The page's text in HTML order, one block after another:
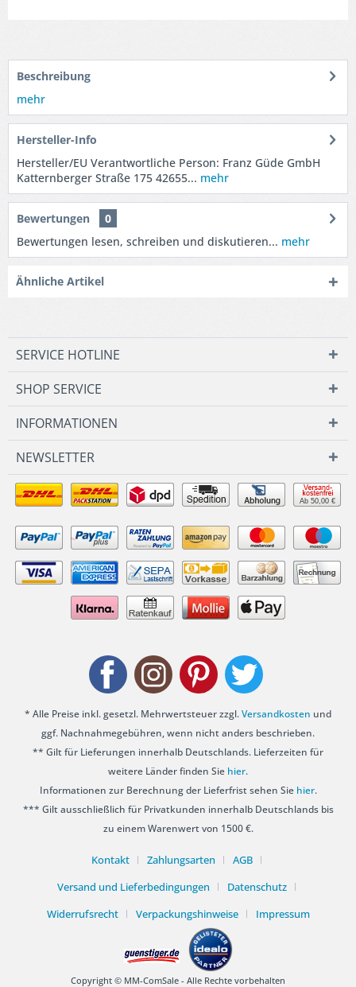
Beschreibung
mehr
Hersteller-Info
Hersteller/EU Verantwortliche Person: Franz Güde GmbH
Katternberger Straße 175 42655... mehr
Bewertungen
0
Bewertungen lesen, schreiben und diskutieren... mehr
Ähnliche Artikel
SERVICE HOTLINE
SHOP SERVICE
INFORMATIONEN
NEWSLETTER
Ab 50,00 €
* Alle Preise inkl. gesetzl. Mehrwertsteuer zzgl.Versandkosten und
ggf. Nachnahmegebühren, wenn nicht anders beschrieben.
** Gilt für Lieferungen innerhalb Deutschlands. Lieferzeiten für
weitere Länder finden Sie hier.
Informationen zur Berechnung der Lieferfrist sehen Sie hier.
*** Gilt ausschließlich für Privatkunden innerhalb Deutschlands bis
zu einem Warenwert von 1500 €.
Kontakt Zahlungsarten
AGB
Versand und Lieferbedingungen
Datenschutz
Widerrufsrecht
Verpackungshinweise Impressum
Copyright © MM-ComSale - Alle Rechte vorbehalten